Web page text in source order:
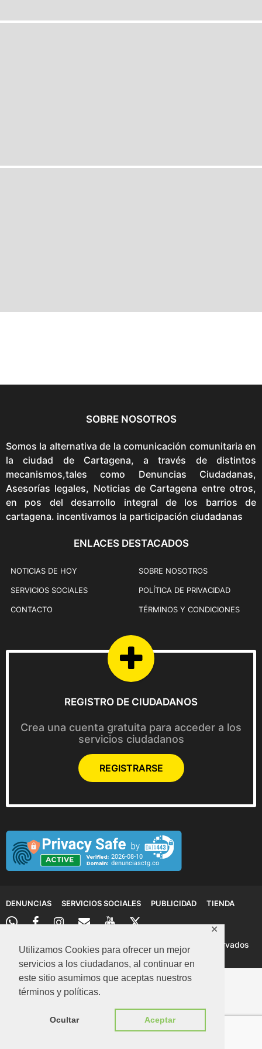
Utilizamos Cookies para ofrecer un mejor
servicios a los ciudadanos, al continuar en
este sitio asumimos que aceptas nuestros
términos y políticas.
Ocultar Aceptar
✕
SOBRE NOSOTROS
Somos la alternativa de la comunicación comunitaria en
la ciudad de Cartagena, a través de distintos
mecanismos,tales como Denuncias Ciudadanas,
Asesorías legales, Noticias de Cartagena entre otros,
en pos del desarrollo integral de los barrios de
cartagena. incentivamos la participación ciudadanas
ENLACES DESTACADOS
NOTICIAS DE HOY
SERVICIOS SOCIALES
CONTACTO
SOBRE NOSOTROS
POLÍTICA DE PRIVACIDAD
TÉRMINOS Y CONDICIONES
REGISTRO DE CIUDADANOS
Crea una cuenta gratuita para acceder a los
servicios ciudadanos
REGISTRARSE
DENUNCIAS SERVICIOS SOCIALES PUBLICIDAD TIENDA
© 2026 Denuncias Cartagena: Todos los derechos reservados